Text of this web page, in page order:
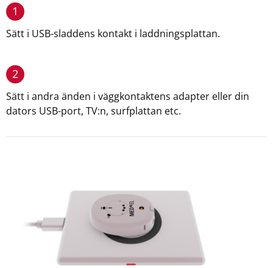
1
Sätt i USB-sladdens kontakt i laddningsplattan.
2
Sätt i andra änden i väggkontaktens adapter eller din
dators USB-port, TV:n, surfplattan etc.